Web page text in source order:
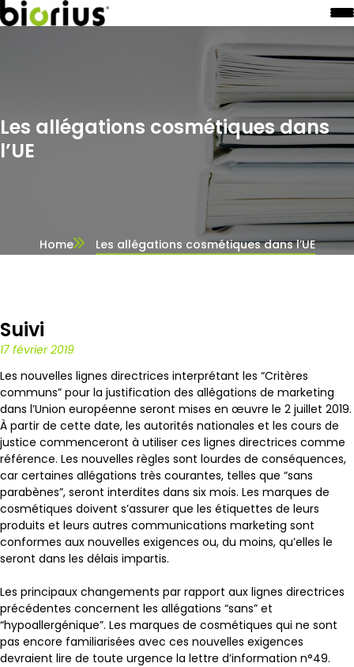
Les allégations cosmétiques dans
l’UE
Home Les allégations cosmétiques dans l’UE
Suivi
17 février 2019
Les nouvelles lignes directrices interprétant les “Critères
communs” pour la justification des allégations de marketing
dans l’Union européenne seront mises en œuvre le 2 juillet 2019.
À partir de cette date, les autorités nationales et les cours de
justice commenceront à utiliser ces lignes directrices comme
référence. Les nouvelles règles sont lourdes de conséquences,
car certaines allégations très courantes, telles que “sans
parabènes”, seront interdites dans six mois. Les marques de
cosmétiques doivent s’assurer que les étiquettes de leurs
produits et leurs autres communications marketing sont
conformes aux nouvelles exigences ou, du moins, qu’elles le
seront dans les délais impartis.
Les principaux changements par rapport aux lignes directrices
précédentes concernent les allégations “sans” et
“hypoallergénique”. Les marques de cosmétiques qui ne sont
pas encore familiarisées avec ces nouvelles exigences
devraient lire de toute urgence la lettre d’information n°49.